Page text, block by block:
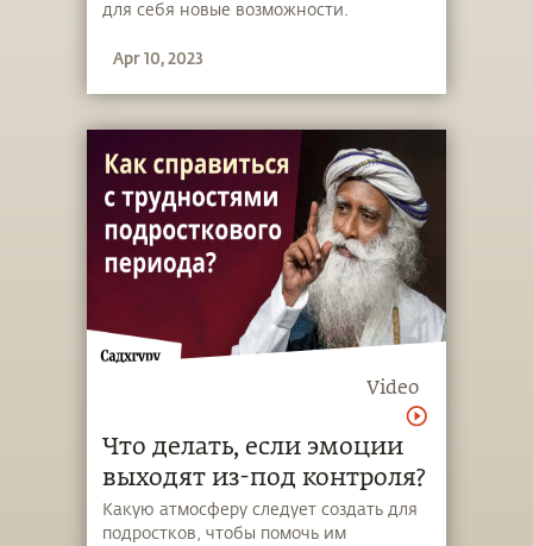
для себя новые возможности.
Apr 10, 2023
Video
Что делать, если эмоции
выходят из-под контроля?
Какую атмосферу следует создать для
подростков, чтобы помочь им